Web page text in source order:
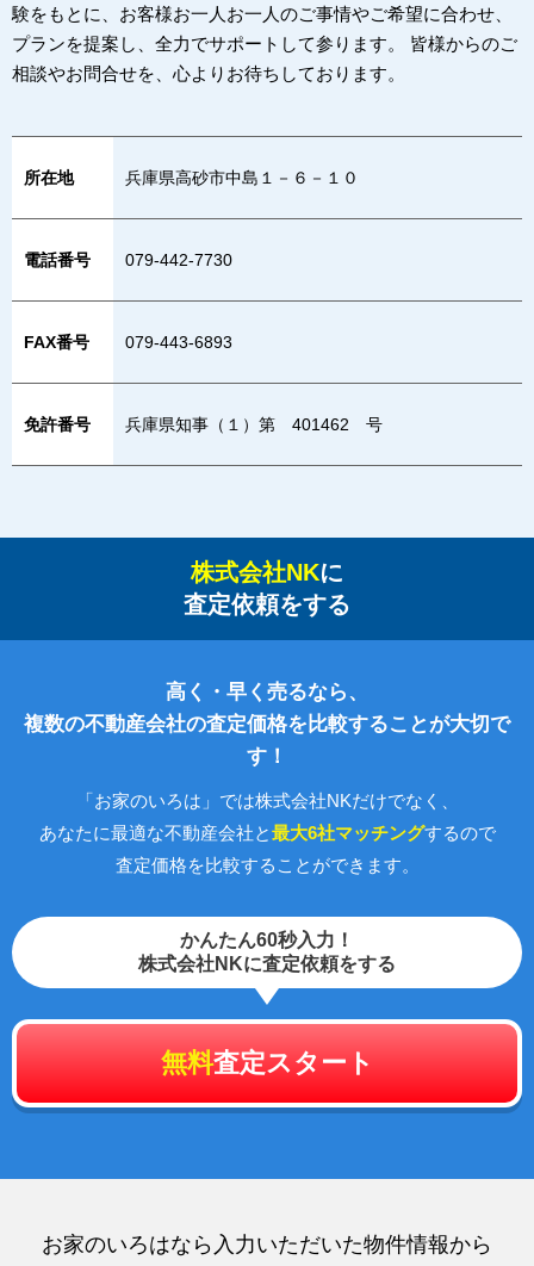
験をもとに、お客様お一人お一人のご事情やご希望に合わせ、
プランを提案し、全力でサポートして参ります。 皆様からのご
相談やお問合せを、心よりお待ちしております。
所在地 兵庫県高砂市中島１－６－１０
電話番号 079-442-7730
FAX番号 079-443-6893
免許番号 兵庫県知事（１）第 401462 号
株式会社NKに
査定依頼をする
高く・早く売るなら、
複数の不動産会社の査定価格を比較することが大切で
す！
「お家のいろは」では株式会社NKだけでなく、
あなたに最適な不動産会社と最大6社マッチングするので
査定価格を比較することができます。
かんたん60秒入力！
株式会社NKに査定依頼をする
無料査定スタート
お家のいろはなら入力いただいた物件情報から